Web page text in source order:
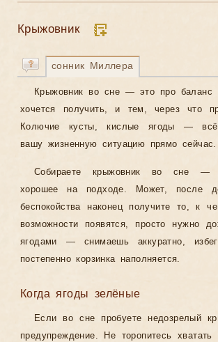
Крыжовник
сонник Миллера
Крыжовник во сне — это про баланс
хочется получить, и тем, через что
Колючие кусты, кислые ягоды — всё
вашу жизненную ситуацию прямо сейчас.
Собираете крыжовник во сне —
хорошее на подходе. Может, после
беспокойства наконец получите то, к
возможности появятся, просто нужно
ягодами — снимаешь аккуратно,
постепенно корзинка наполняется.
Когда ягоды зелёные
Если во сне пробуете недозрелый
предупреждение. Не торопитесь